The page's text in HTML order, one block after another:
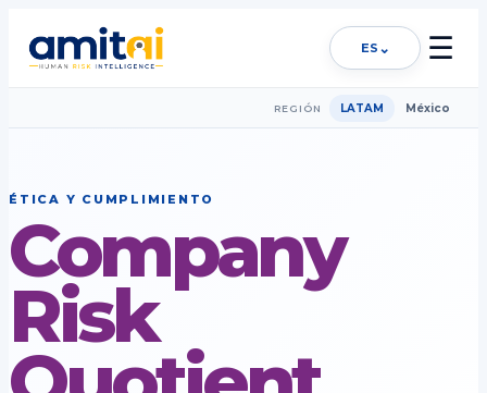
ES ⌄ ☰
REGIÓN LATAM México
ÉTICA Y CUMPLIMIENTO
Company
Risk